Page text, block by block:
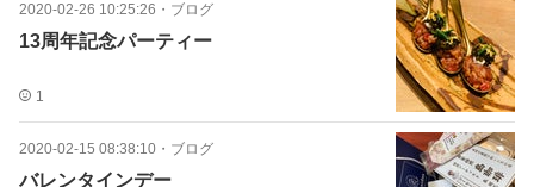
2020-02-26 10:25:26 ・ ブログ
13周年記念パーティー
1
2020-02-15 08:38:10 ・ ブログ
バレンタインデー